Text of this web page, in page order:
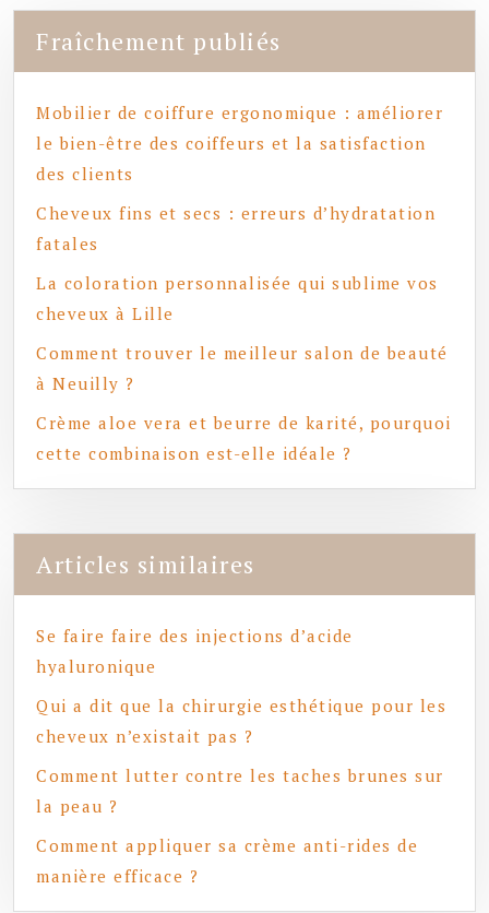
Fraîchement publiés
Mobilier de coiffure ergonomique : améliorer
le bien-être des coiffeurs et la satisfaction
des clients
Cheveux fins et secs : erreurs d’hydratation
fatales
La coloration personnalisée qui sublime vos
cheveux à Lille
Comment trouver le meilleur salon de beauté
à Neuilly ?
Crème aloe vera et beurre de karité, pourquoi
cette combinaison est-elle idéale ?
Articles similaires
Se faire faire des injections d’acide
hyaluronique
Qui a dit que la chirurgie esthétique pour les
cheveux n’existait pas ?
Comment lutter contre les taches brunes sur
la peau ?
Comment appliquer sa crème anti-rides de
manière efficace ?